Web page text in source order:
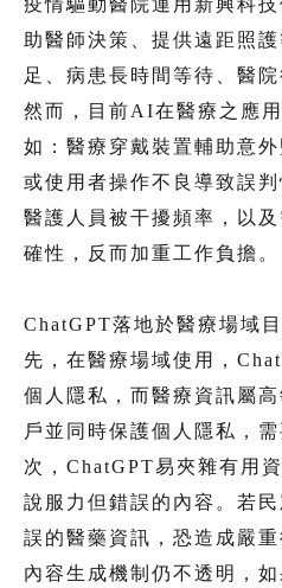
助醫師決策、提供遠距照
足、病患長時間等待、醫
然而，目前AI在醫療之應
如：醫療穿戴裝置輔助意
或使用者操作不良導致誤
醫護人員被干擾頻率，以
確性，反而加重工作負擔。
ChatGPT落地於醫療場域
先，在醫療場域使用，
個人隱私，而醫療資訊屬
戶並同時保護個人隱私，
次，ChatGPT易夾雜有用
說服力但錯誤的內容。若
誤的醫藥資訊，恐造成嚴
內容生成機制仍不透明，